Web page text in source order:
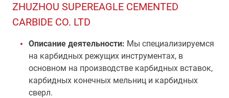
ZHUZHOU SUPEREAGLE CEMENTED
CARBIDE CO. LTD
Описание деятельности: Мы специализируемся
на карбидных режущих инструментах, в
основном на производстве карбидных вставок,
карбидных конечных мельниц и карбидных
сверл.